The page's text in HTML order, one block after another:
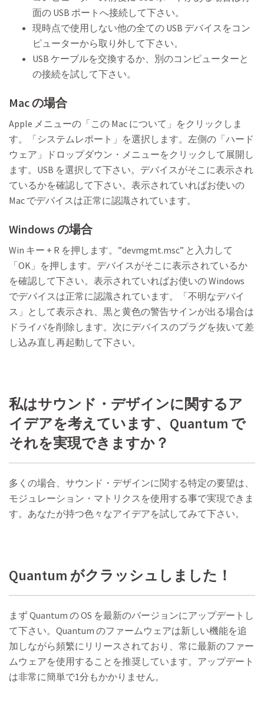
面の USB ポートへ接続して下さい。
現時点で使用しない他の全ての USB デバイスをコン
ピューターから取り外して下さい。
USB ケーブルを交換するか、別のコンピューターと
の接続を試して下さい。
Mac の場合
Apple メニューの「この Mac について」をクリックしま
す。「システムレポート」を選択します。左側の「ハード
ウェア」ドロップダウン・メニューをクリックして展開し
ます。USB を選択して下さい。デバイスがそこに表示され
ているかを確認して下さい。表示されていればお使いの
Mac でデバイスは正常に認識されています。
Windows の場合
Win キー + R を押します。”devmgmt.msc” と入力して
「OK」を押します。デバイスがそこに表示されているか
を確認して下さい。表示されていればお使いの Windows
でデバイスは正常に認識されています。「不明なデバイ
ス」として表示され、黒と黄色の警告サインが出る場合は
ドライバを削除します。次にデバイスのプラグを抜いて差
し込み直し再起動して下さい。
私はサウンド・デザインに関するア
イデアを考えています、Quantum で
それを実現できますか？
多くの場合、サウンド・デザインに関する特定の要望は、
モジュレーション・マトリクスを使用する事で実現できま
す。あなたが持つ色々なアイデアを試してみて下さい。
Quantum がクラッシュしました！
まず Quantum の OS を最新のバージョンにアップデートし
て下さい。Quantum のファームウェアは新しい機能を追
加しながら頻繁にリリースされており、常に最新のファー
ムウェアを使用することを推奨しています。アップデート
は非常に簡単で1分もかかりません。